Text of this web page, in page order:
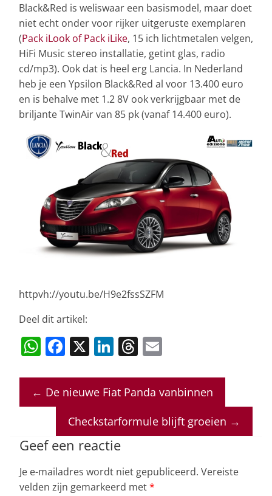
Black&Red is weliswaar een basismodel, maar doet
niet echt onder voor rijker uitgeruste exemplaren
(Pack iLook of Pack iLike, 15 ich lichtmetalen velgen,
HiFi Music stereo installatie, getint glas, radio
cd/mp3). Ook dat is heel erg Lancia. In Nederland
heb je een Ypsilon Black&Red al voor 13.400 euro
en is behalve met 1.2 8V ook verkrijgbaar met de
briljante TwinAir van 85 pk (vanaf 14.400 euro).
httpvh://youtu.be/H9e2fssSZFM
Deel dit artikel:
W
at
s
p
p
F
c
e
b
o
o
k
X Li
k
e
dI
n
T
re
a
d
s
ai
l
← De nieuwe Fiat Panda vanbinnen
Checkstarformule blijft groeien →
Geef een reactie
Je e-mailadres wordt niet gepubliceerd. Vereiste
velden zijn gemarkeerd met*